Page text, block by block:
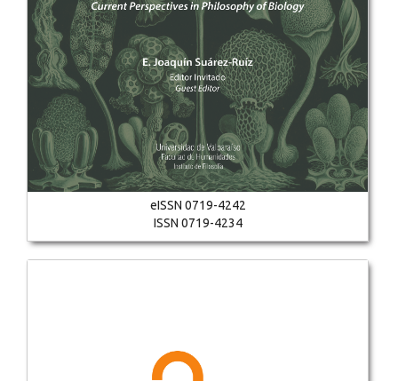
eISSN 0719-4242
ISSN 0719-4234